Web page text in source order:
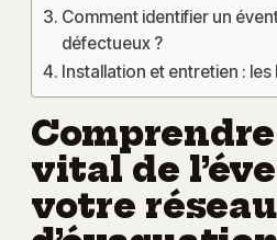
Comment identifier un
défectueux ?
Installation et entretien :
vital de
votre réseau